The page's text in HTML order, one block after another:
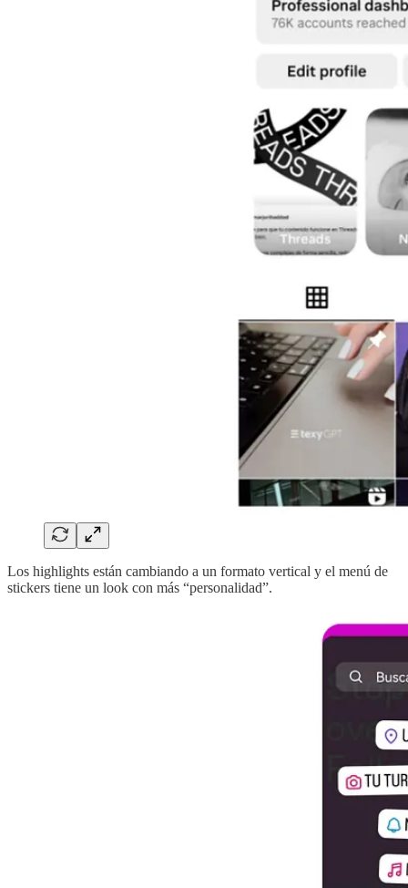
Los highlights están cambiando a un formato vertical y el menú de
stickers tiene un look con más “personalidad”.